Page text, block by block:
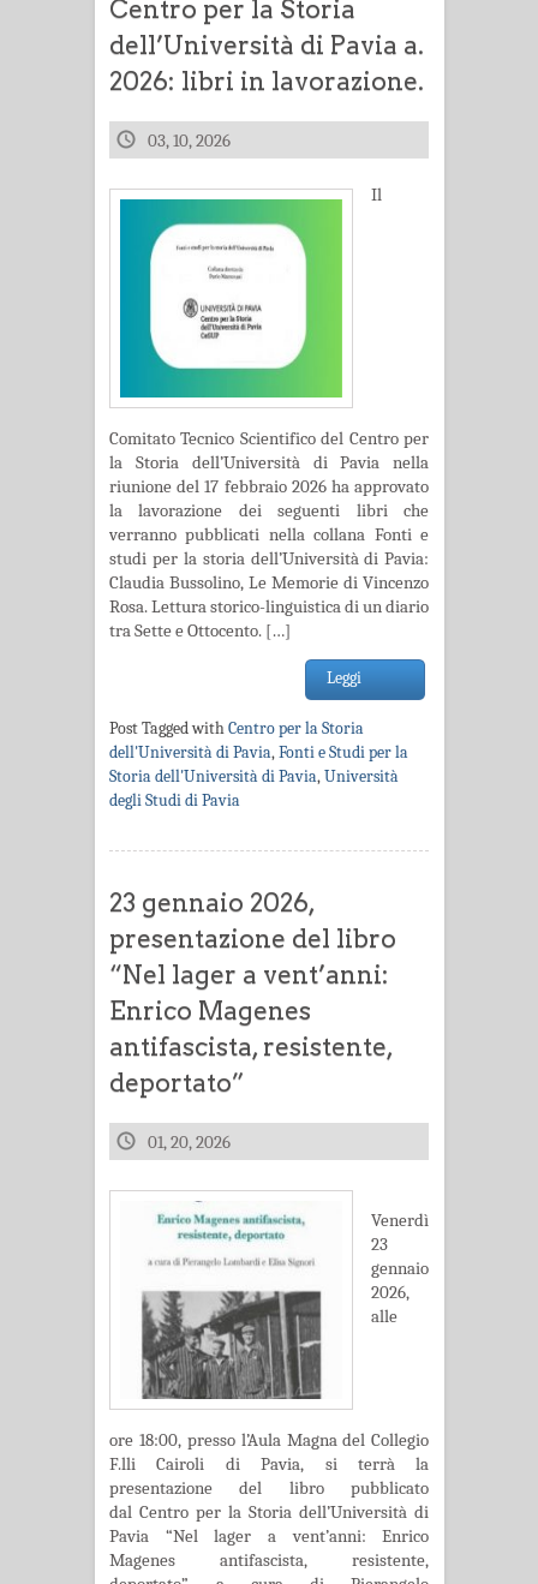
Centro per la Storia
dell’Università di Pavia a.
2026: libri in lavorazione.
03, 10, 2026
Il
Comitato Tecnico Scientifico del Centro per
la Storia dell’Università di Pavia nella
riunione del 17 febbraio 2026 ha approvato
la lavorazione dei seguenti libri che
verranno pubblicati nella collana Fonti e
studi per la storia dell’Università di Pavia:
Claudia Bussolino, Le Memorie di Vincenzo
Rosa. Lettura storico-linguistica di un diario
tra Sette e Ottocento. […]
Leggi
Post Tagged withCentro per la Storia
dell'Università di Pavia,Fonti e Studi per la
Storia dell'Università di Pavia,Università
degli Studi di Pavia
23 gennaio 2026,
presentazione del libro
“Nel lager a vent’anni:
Enrico Magenes
antifascista, resistente,
deportato”
01, 20, 2026
Venerdì
23
gennaio
2026,
alle
ore 18:00, presso l’Aula Magna del Collegio
F.lli Cairoli di Pavia, si terrà la
presentazione del libro pubblicato
dal Centro per la Storia dell’Università di
Pavia “Nel lager a vent’anni: Enrico
Magenes antifascista, resistente,